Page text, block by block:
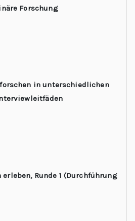
Forschung
in unterschiedlichen
Runde 1 (Durchführung